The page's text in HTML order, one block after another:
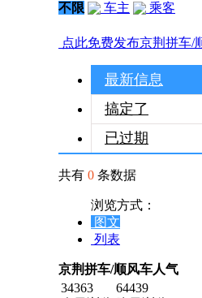
不限
车主
乘客
点此免费发布京荆拼车/
最新信息
搞定了
已过期
共有 0 条数据
浏览方式：
图文
列表
京荆拼车/顺风车人气
34363
64439